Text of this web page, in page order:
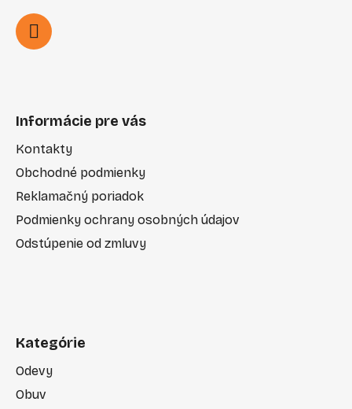
Informácie pre vás
Kontakty
Obchodné podmienky
Reklamačný poriadok
Podmienky ochrany osobných údajov
Odstúpenie od zmluvy
Kategórie
Odevy
Obuv